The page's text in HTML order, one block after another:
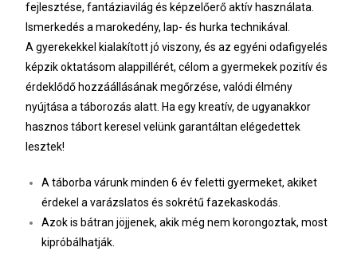
fejlesztése, fantáziavilág és képzelőerő aktív használata.
Ismerkedés a marokedény, lap- és hurka technikával.
A gyerekekkel kialakított jó viszony, és az egyéni odafigyelés
képzik oktatásom alappillérét, célom a gyermekekpozitív és
érdeklődő hozzáállásának megőrzése, valódi élmény
nyújtása a táborozás alatt. Ha egy kreatív, deugyanakkor
hasznos tábort keresel velünk garantáltan elégedettek
lesztek!
A táborba várunk minden 6 év feletti gyermeket, akiket
érdekel a varázslatos és sokrétű fazekaskodás.
Azok is bátran jöjjenek, akik még nem korongoztak, most
kipróbálhatják.